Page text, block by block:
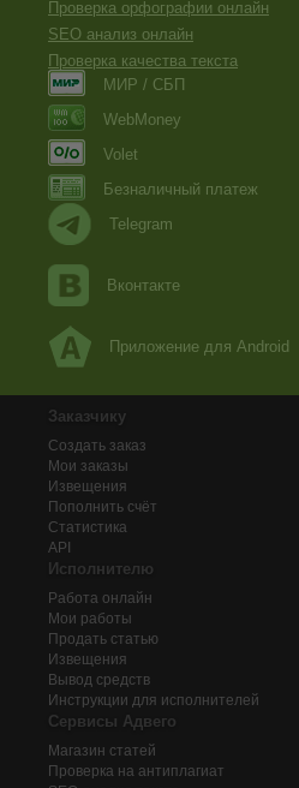
Проверка орфографии онлайн
SEO анализ онлайн
Проверка качества текста
МИР / СБП
WebMoney
Volet
Безналичный платеж
Telegram
Вконтакте
Приложение для Android
Заказчику
Создать заказ
Мои заказы
Извещения
Пополнить счёт
Статистика
API
Исполнителю
Работа онлайн
Мои работы
Продать статью
Извещения
Вывод средств
Инструкции для исполнителей
Сервисы Адвего
Магазин статей
Проверка на антиплагиат